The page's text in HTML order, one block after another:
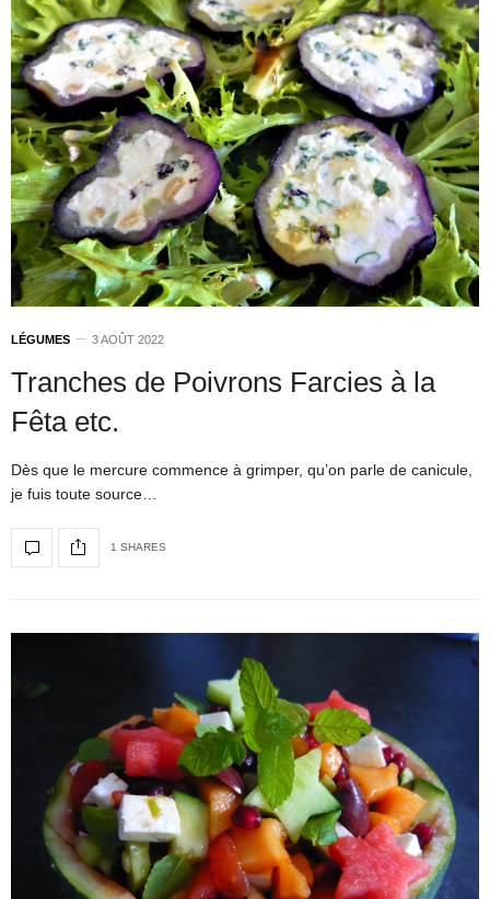
LÉGUMES 3 AOÛT 2022
Tranches de Poivrons Farcies à la
Fêta etc.
Dès que le mercure commence à grimper, qu’on parle de canicule,
je fuis toute source…
1 SHARES